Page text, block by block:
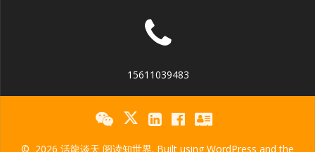
15611039483
© 2026 活龍谈天 阅读知世界. Built using WordPress and the